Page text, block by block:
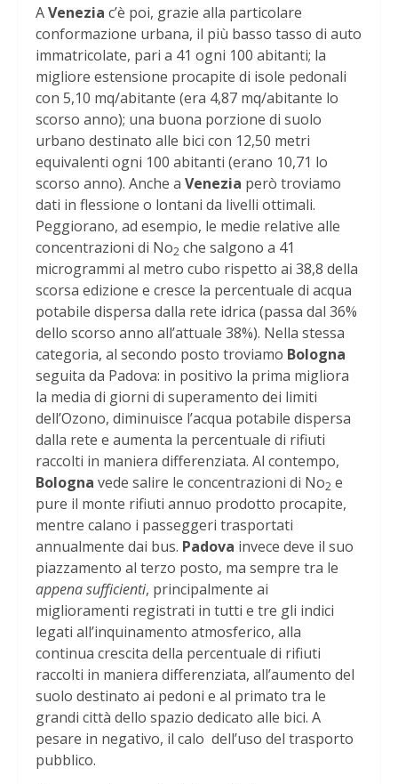
AVenezia c’è poi, grazie alla particolare
conformazione urbana, il più basso tasso di auto
immatricolate, pari a 41 ogni 100 abitanti; la
migliore estensione procapite di isole pedonali
con 5,10 mq/abitante (era 4,87 mq/abitante lo
scorso anno); una buona porzione di suolo
urbano destinato alle bici con 12,50 metri
equivalenti ogni 100 abitanti (erano 10,71 lo
scorso anno). Anche a Venezia però troviamo
dati in flessione o lontani da livelli ottimali.
Peggiorano, ad esempio, le medie relative alle
concentrazioni di No2 che salgono a 41
microgrammi al metro cubo rispetto ai 38,8 della
scorsa edizione e cresce la percentuale di acqua
potabile dispersa dalla rete idrica (passa dal 36%
dello scorso anno all’attuale 38%). Nella stessa
categoria, al secondo posto troviamo Bologna
seguita da Padova: in positivo la prima migliora
la media di giorni di superamento dei limiti
dell’Ozono, diminuisce l’acqua potabile dispersa
dalla rete e aumenta la percentuale di rifiuti
raccolti in maniera differenziata. Al contempo,
Bologna vede salire le concentrazioni di No2 e
pure il monte rifiuti annuo prodotto procapite,
mentre calano i passeggeri trasportati
annualmente dai bus. Padova invece deve il suo
piazzamento al terzo posto, ma sempre tra le
appena sufficienti, principalmente ai
miglioramenti registrati in tutti e tre gli indici
legati all’inquinamento atmosferico, alla
continua crescita della percentuale di rifiuti
raccolti in maniera differenziata, all’aumento del
suolo destinato ai pedoni e al primato tra le
grandi città dello spazio dedicato alle bici. A
pesare in negativo, il calo dell’uso del trasporto
pubblico.